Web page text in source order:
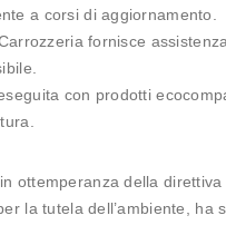
a corsi di aggiornamento.
fornisce
con prodotti
ottemperanza della
la tutela dell’ambiente, ha